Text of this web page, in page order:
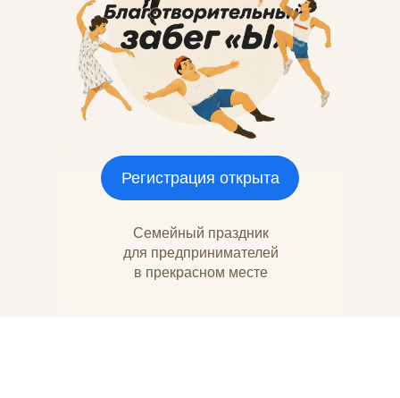
Семейный праздник
для предпринимателей
в прекрасном месте
Регистрация открыта